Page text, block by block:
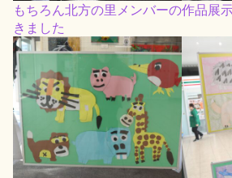
もちろん北方の里メンバーの作品展
きました